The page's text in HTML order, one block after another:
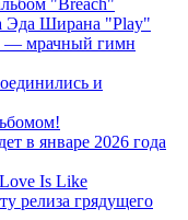
"Breach"
Эда Ширана "Play"
— мрачный гимн
и
в январе 2026 года
Is Like
релиза грядущего